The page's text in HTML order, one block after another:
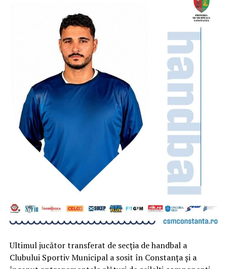
Ultimul jucător transferat de secția de handbal a
Clubului Sportiv Municipal a sosit în Constanța și a